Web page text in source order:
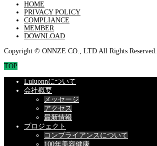
HOME
PRIVACY POLICY
COMPLIANCE
MEMBER
DOWNLOAD
Copyright © ONNZE CO., LTD All Rights Reserved.
TOP
Luluonnについて
会社概要
メッセージ
アクセス
最新情報
プロジェクト
コンプライアンスについて
100年美容健康